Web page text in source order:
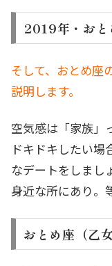
2019年・おと
そして、おとめ座
説明します。
空気感は「家族」
ドキドキしたい
なデートをしまし
身近な所にあり。
おとめ座（乙